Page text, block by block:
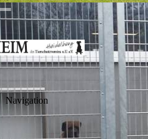
Navigation